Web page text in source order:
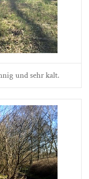
und sehr kalt.